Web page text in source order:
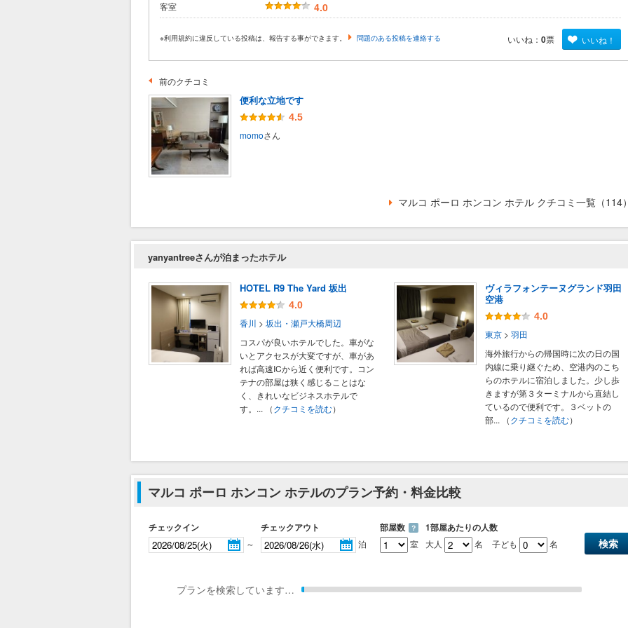
客室 4.0
※利用規約に違反している投稿は、報告する事ができます。 問題のある投稿を連絡する いいね： 0票 いいね！
前のクチコミ
便利な立地です
4.5
momoさん
マルコ ポーロ ホンコン ホテル クチコミ一覧（114
yanyantreeさんが泊まったホテル
HOTEL R9 The Yard 坂出
4.0
香川 > 坂出・瀬戸大橋周辺
コスパが良いホテルでした。車がな
いとアクセスが大変ですが、車があ
れば高速ICから近く便利です。コン
テナの部屋は狭く感じることはな
く、きれいなビジネスホテルで
す。...
（クチコミを読む）
ヴィラフォンテーヌグランド羽田
空港
4.0
東京 > 羽田
海外旅行からの帰国時に次の日の国
内線に乗り継ぐため、空港内のこち
らのホテルに宿泊しました。少し歩
きますが第３ターミナルから直結し
ているので便利です。３ベットの
部...
（クチコミを読む）
マルコ ポーロ ホンコン ホテルのプラン予約・料金比較
チェックイン
～
チェックアウト
泊
部屋数 ？
室
1部屋あたりの人数
大人 名 子ども 名
プランを検索しています…